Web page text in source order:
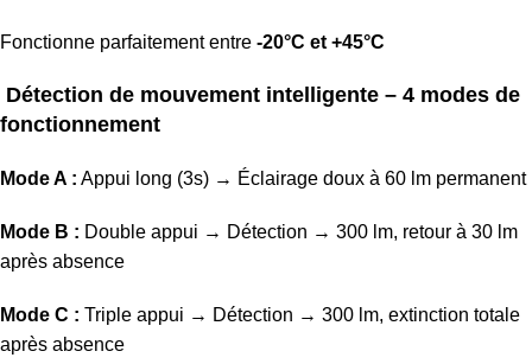
Fonctionne parfaitement entre -20°C et +45°C
Détection de mouvement intelligente – 4 modes de
fonctionnement
Mode A : Appui long (3s) → Éclairage doux à 60 lm permanent
Mode B : Double appui → Détection → 300 lm, retour à 30 lm
après absence
Mode C : Triple appui → Détection → 300 lm, extinction totale
après absence